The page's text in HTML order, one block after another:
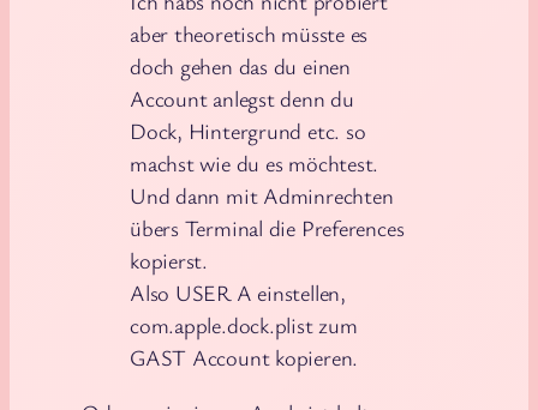
aber theoretisch müsste es
doch gehen das du einen
Account anlegst denn du
Dock, Hintergrund etc. so
machst wie du es möchtest.
Und dann mit Adminrechten
übers Terminal die Preferences
kopierst.
Also USER A einstellen,
com.apple.dock.plist zum
GAST Account kopieren.